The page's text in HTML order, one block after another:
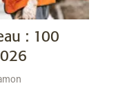
: 100